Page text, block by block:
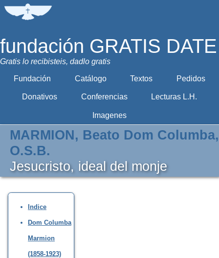
fundación GRATIS DATE
Gratis lo recibisteis, dadlo gratis
Fundación Catálogo Textos Pedidos
Donativos Conferencias Lecturas L.H.
Imagenes
MARMION, Beato Dom Columba,
O.S.B.
Jesucristo, ideal del monje
Indice
Dom Columba
Marmion
(1858-1923)